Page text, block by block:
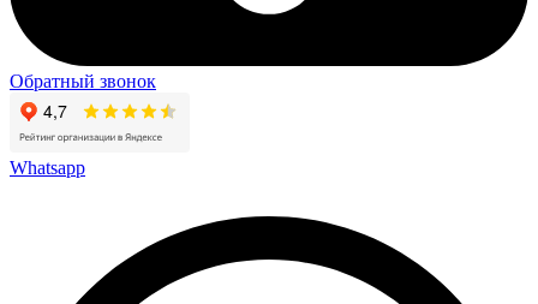
Обратный звонок
Whatsapp